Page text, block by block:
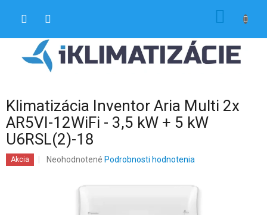
Klimatizácia Inventor Aria Multi 2x
AR5VI-12WiFi - 3,5 kW + 5 kW
U6RSL(2)-18
Akcia
Priemerné
Neohodnotené Podrobnosti hodnotenia